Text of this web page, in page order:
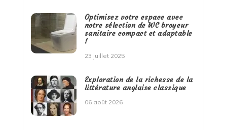
Optimisez votre espace avec
notre sélection de WC broyeur
sanitaire compact et adaptable
!
23 juillet 2025
Exploration de la richesse de la
littérature anglaise classique
06 août 2026